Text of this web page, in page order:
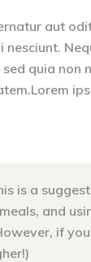
aut
quia non
is a
and
if